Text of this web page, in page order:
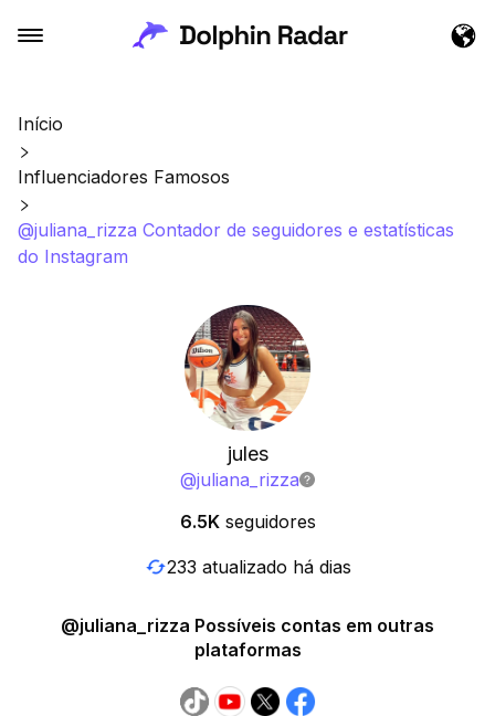
Início
Influenciadores Famosos
@juliana_rizza Contador de seguidores e estatísticas
do Instagram
jules
@juliana_rizza
6.5K seguidores
233 atualizado há dias
@juliana_rizza Possíveis contas em outras
plataformas